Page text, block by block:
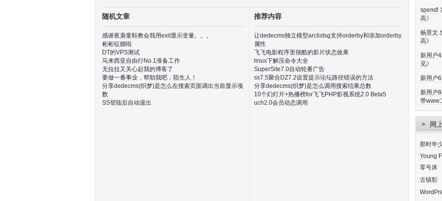
随机文章
感谢夜枭童鞋教会我用exit显示变量。。。
彬彬征婚啦
DT的VPS测试
马来西亚自由行No.1准备工作
无拉拉又关心起我的博客了
要做一番事业，帮助我吧，陌生人！
分享dedecms(织梦)是怎么在搜索页面调出当前显示项
数
SS登陆后自动退出
推荐内容
让dedecms独立模型arclistsg支持orderby和添加orderby
属性
飞飞电影程序里很酷的影片状态效果
linux下解压命令大全
SuperSite7.0自动轮番广告
ss7.5聚合DZ7.2设置提示论坛路径错误的方法
分享dedecms(织梦)是怎么调用搜索结果总数
10个幻灯片+热播榜for飞飞PHP影视系统2.0 Beta5
uch2.0会员动态调用
spendl
高》
杨景文
高》
新用户
见》
新用户
新用户
带www
网
那时年
Young
零号床
古镇彰